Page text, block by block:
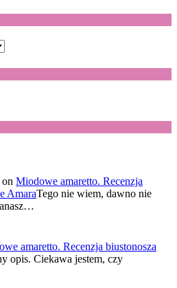
on Miodowe amaretto. Recenzja
AmaraTego nie wiem, dawno nie
amaretto. Recenzja biustonosza
opis. Ciekawa jestem, czy